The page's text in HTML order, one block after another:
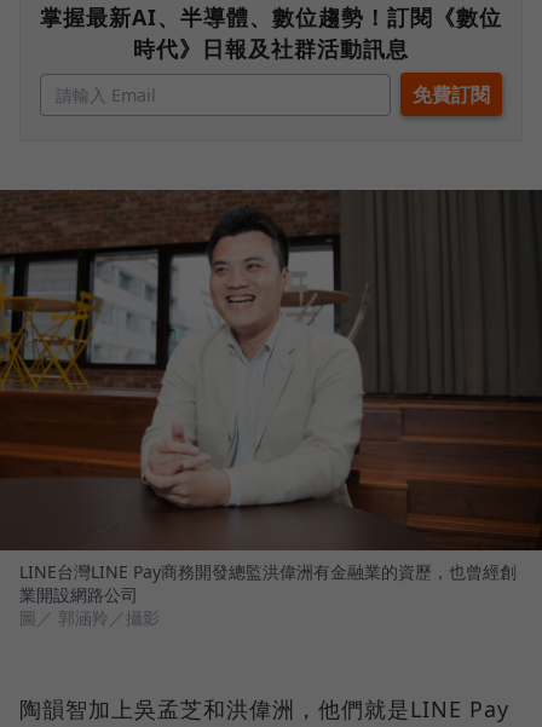
掌握最新AI、半導體、數位趨勢！訂閱《數位
時代》日報及社群活動訊息
LINE台灣LINE Pay商務開發總監洪偉洲有金融業的資歷，也曾經創
業開設網路公司
圖／ 郭涵羚／攝影
陶韻智加上吳孟芝和洪偉洲，他們就是LINE Pay